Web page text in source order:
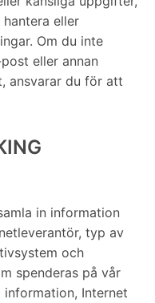
eller
Om du inte
eller annan
ansvarar du för att
in information
typ av
och
spenderas på vår
Internet